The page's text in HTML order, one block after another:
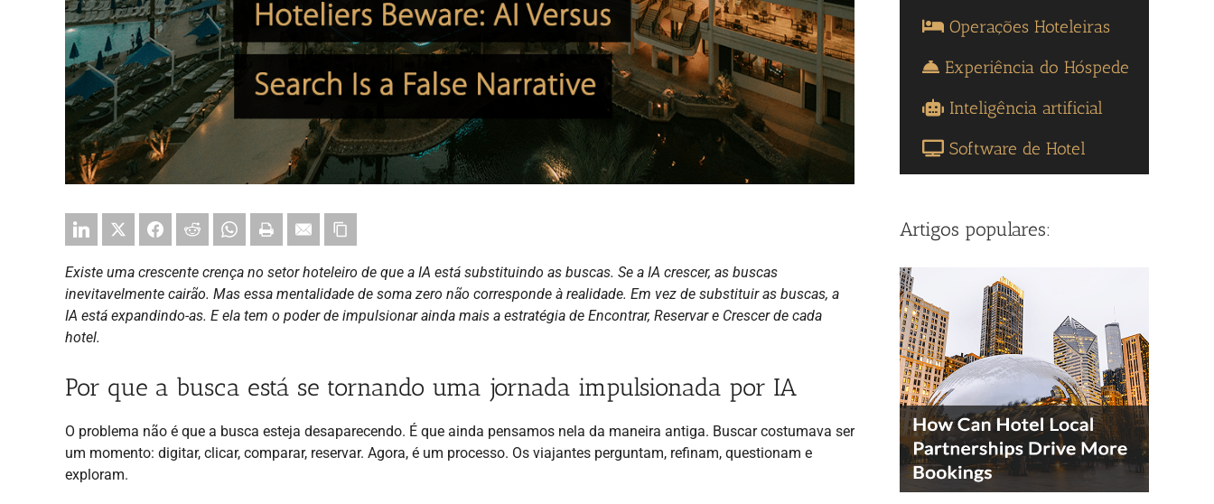
Existe uma crescente crença no setor hoteleiro de que a IA está substituindo as buscas. Se a IA crescer, as buscas
inevitavelmente cairão. Mas essa mentalidade de soma zero não corresponde à realidade. Em vez de substituir as buscas, a
IA está expandindo-as. E ela tem o poder de impulsionar ainda mais a estratégia de Encontrar, Reservar e Crescer de cada
hotel.
Por que a busca está se tornando uma jornada impulsionada por IA
O problema não é que a busca esteja desaparecendo. É que ainda pensamos nela da maneira antiga. Buscar costumava ser
um momento: digitar, clicar, comparar, reservar. Agora, é um processo. Os viajantes perguntam, refinam, questionam e
exploram.
Operações Hoteleiras
Experiência do Hóspede
Inteligência artificial
Software de Hotel
Artigos populares: